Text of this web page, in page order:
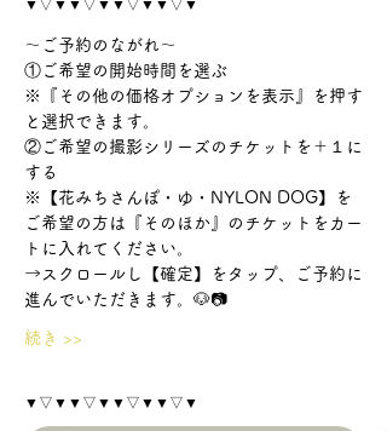
▼▽▼▼▽▼▼▽▼▼▽▼
〜ご予約のながれ〜
①ご希望の開始時間を選ぶ
※『その他の価格オプションを表示』を押す
と選択できます。
②ご希望の撮影シリーズのチケットを＋１に
する
※【花みちさんぽ・ゆ・NYLON DOG】を
ご希望の方は『そのほか』のチケットをカー
トに入れてください。
→スクロールし【確定】をタップ、ご予約に
進んでいただきます。🐶📷
続き >>
▼▽▼▼▽▼▼▽▼▼▽▼